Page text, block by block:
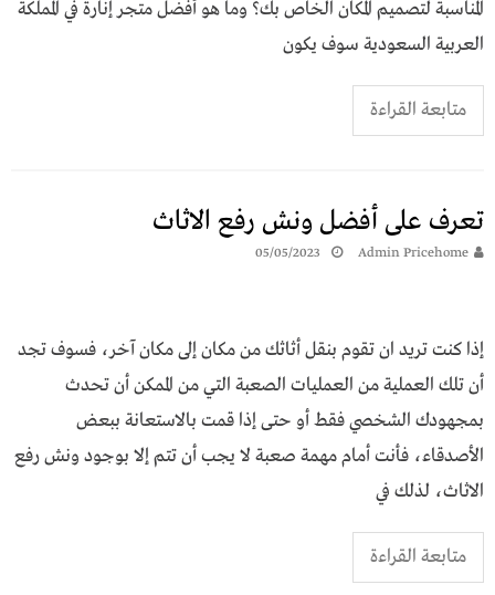
المناسبة لتصميم المكان الخاص بك؟ وما هو أفضل متجر إنارة في المملكة
العربية السعودية سوف يكون
متابعة القراءة
تعرف على أفضل ونش رفع الاثاث
Admin Pricehome
05/05/2023
إذا كنت تريد ان تقوم بنقل أثاثك من مكان إلى مكان آخر، فسوف تجد
أن تلك العملية من العمليات الصعبة التي من الممكن أن تحدث
بمجهودك الشخصي فقط أو حتى إذا قمت بالاستعانة ببعض
الأصدقاء، فأنت أمام مهمة صعبة لا يجب أن تتم إلا بوجود ونش رفع
الاثاث، لذلك في
متابعة القراءة